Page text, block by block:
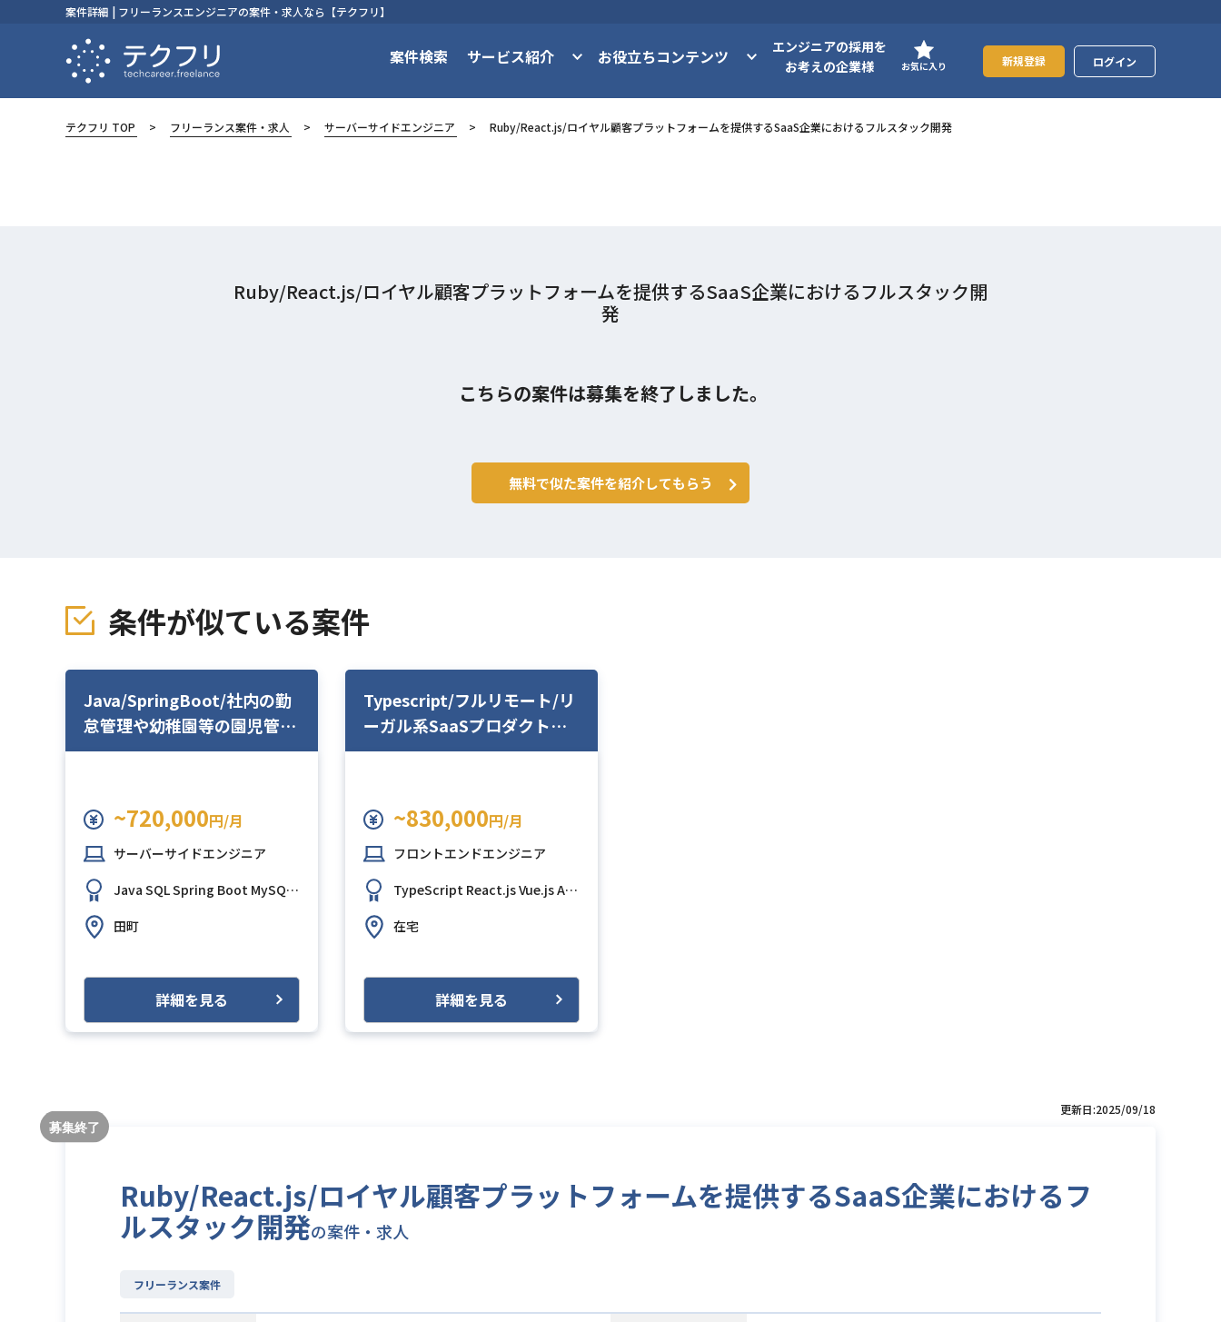
案件詳細 | フリーランスエンジニアの案件・求人なら【テクフリ】
案件検索 サービス紹介 お役立ちコンテンツ
エンジニアの採用を
お考えの企業様
お気に入り 新規登録 ログイン
テクフリ TOP フリーランス案件・求人 サーバーサイドエンジニア Ruby/React.js/ロイヤル顧客プラットフォームを提供するSaaS企業におけるフルスタック開発
Ruby/React.js/ロイヤル顧客プラットフォームを提供するSaaS企業におけるフルスタック開
発
こちらの案件は募集を終了しました。
無料で似た案件を紹介してもらう
条件が似ている案件
Java/SpringBoot/社内の勤
怠管理や幼稚園等の園児管理
を行うシステムの開発
~720,000円/月
サーバーサイドエンジニア
Java SQLSpring Boot MySQL AWS (Amazon Web Services)
田町
詳細を見る
Typescript/フルリモート/リ
ーガル系SaaSプロダクトの
新規開発から機能追加開発な
~830,000円/月
フロントエンドエンジニア
TypeScript React.jsVue.jsAWS (Amazon Web Services)
在宅
詳細を見る
更新日:2025/09/18
Ruby/React.js/ロイヤル顧客プラットフォームを提供するSaaS企業におけるフ
ルスタック開発の案件・求人
フリーランス案件